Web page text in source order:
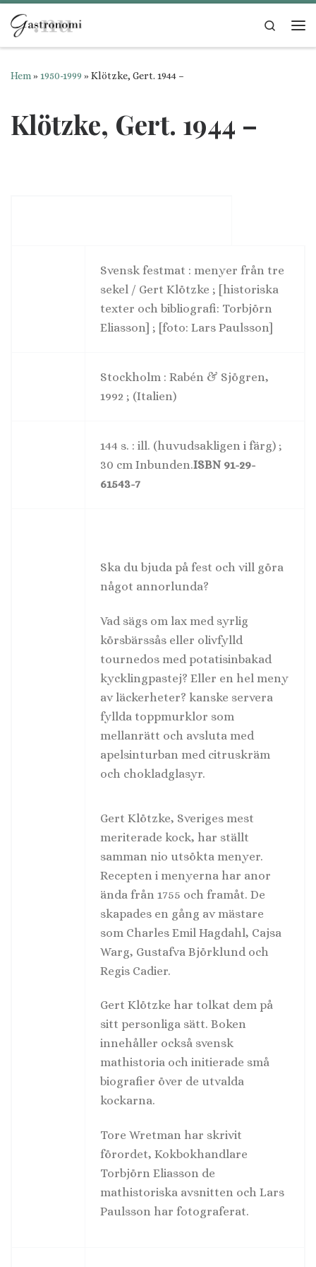
Hoppa till innehåll
Search
Hem »1950-1999 »Klötzke, Gert. 1944 –
Klötzke, Gert. 1944 –
Svensk festmat : menyer från tre
sekel / Gert Klötzke ; [historiska
texter och bibliografi: Torbjörn
Eliasson] ; [foto: Lars Paulsson]
Stockholm : Rabén & Sjögren,
1992 ; (Italien)
144 s. : ill. (huvudsakligen i färg) ;
30 cm Inbunden.ISBN 91-29-
61543-7
Ska du bjuda på fest och vill göra
något annorlunda?
Vad sägs om lax med syrlig
körsbärssås eller olivfylld
tournedos med potatisinbakad
kycklingpastej? Eller en hel meny
av läckerheter? kanske servera
fyllda toppmurklor som
mellanrätt och avsluta med
apelsinturban med citruskräm
och chokladglasyr.
Gert Klötzke, Sveriges mest
meriterade kock, har ställt
samman nio utsökta menyer.
Recepten i menyerna har anor
ända från 1755 och framåt. De
skapades en gång av mästare
som Charles Emil Hagdahl, Cajsa
Warg, Gustafva Björklund och
Regis Cadier.
Gert Klötzke har tolkat dem på
sitt personliga sätt. Boken
innehåller också svensk
mathistoria och initierade små
biografier över de utvalda
kockarna.
Tore Wretman har skrivit
förordet, Kokbokhandlare
Torbjörn Eliasson de
mathistoriska avsnitten och Lars
Paulsson har fotograferat.